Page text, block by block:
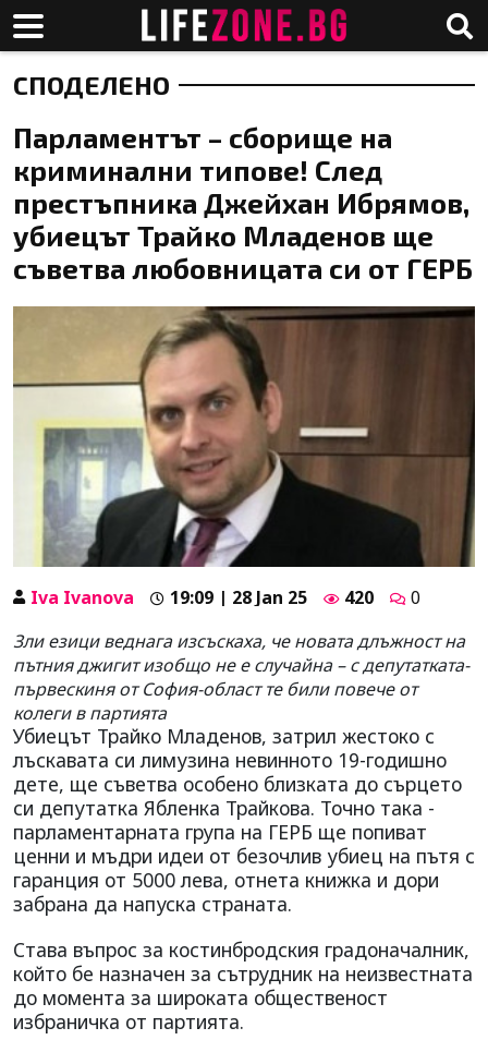
СПОДЕЛЕНО
Парламентът – сборище на
криминални типове! След
престъпника Джейхан Ибрямов,
убиецът Трайко Младенов ще
съветва любовницата си от ГЕРБ
Iva Ivanova 19:09 | 28 Jan 25 420
0
Зли езици веднага изсъскаха, че новата длъжност на
пътния джигит изобщо не е случайна – с депутатката-
първескиня от София-област те били повече от
колеги в партията
Убиецът Трайко Младенов, затрил жестоко с
лъскавата си лимузина невинното 19-годишно
дете, ще съветва особено близката до сърцето
си депутатка Ябленка Трайкова. Точно така -
парламентарната група на ГЕРБ ще попиват
ценни и мъдри идеи от безочлив убиец на пътя с
гаранция от 5000 лева, отнета книжка и дори
забрана да напуска страната.
Става въпрос за костинбродския градоначалник,
който бе назначен за сътрудник на неизвестната
до момента за широката общественост
избраничка от партията.